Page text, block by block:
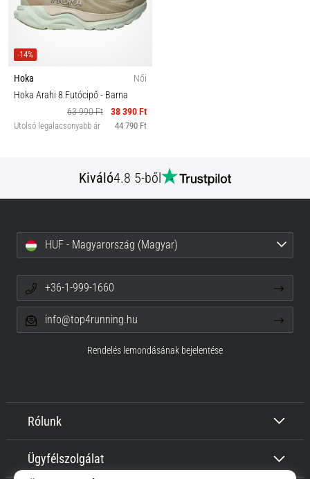
-14%
Hoka
Női
Hoka Arahi 8 Futócipő- Barna
63 990 Ft
38 390 Ft
Utolsó legalacsonyabb ár 44 790 Ft
Kiváló4.8 5-ből
Rólunk
Ügyfélszolgálat
HUF - Magyarország (Magyar)
+36-1-999-1660
info@top4running.hu
Rendelés lemondásának bejelentése